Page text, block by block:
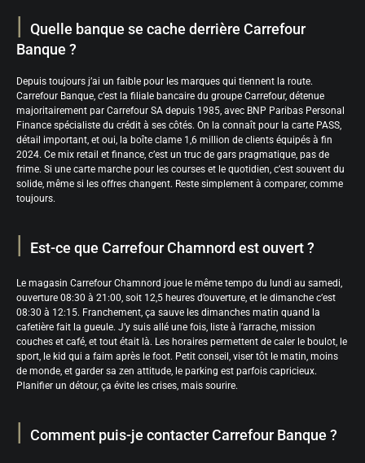
Quelle banque se cache derrière Carrefour
Banque ?
Depuis toujours j’ai un faible pour les marques qui tiennent la route.
Carrefour Banque, c’est la filiale bancaire du groupe Carrefour, détenue
majoritairement par Carrefour SA depuis 1985, avec BNP Paribas Personal
Finance spécialiste du crédit à ses côtés. On la connaît pour la carte PASS,
détail important, et oui, la boîte clame 1,6 million de clients équipés à fin
2024. Ce mix retail et finance, c’est un truc de gars pragmatique, pas de
frime. Si une carte marche pour les courses et le quotidien, c’est souvent du
solide, même si les offres changent. Reste simplement à comparer, comme
toujours.
Est-ce que Carrefour Chamnord est ouvert ?
Le magasin Carrefour Chamnord joue le même tempo du lundi au samedi,
ouverture 08:30 à 21:00, soit 12,5 heures d’ouverture, et le dimanche c’est
08:30 à 12:15. Franchement, ça sauve les dimanches matin quand la
cafetière fait la gueule. J’y suis allé une fois, liste à l’arrache, mission
couches et café, et tout était là. Les horaires permettent de caler le boulot, le
sport, le kid qui a faim après le foot. Petit conseil, viser tôt le matin, moins
de monde, et garder sa zen attitude, le parking est parfois capricieux.
Planifier un détour, ça évite les crises, mais sourire.
Comment puis-je contacter Carrefour Banque ?